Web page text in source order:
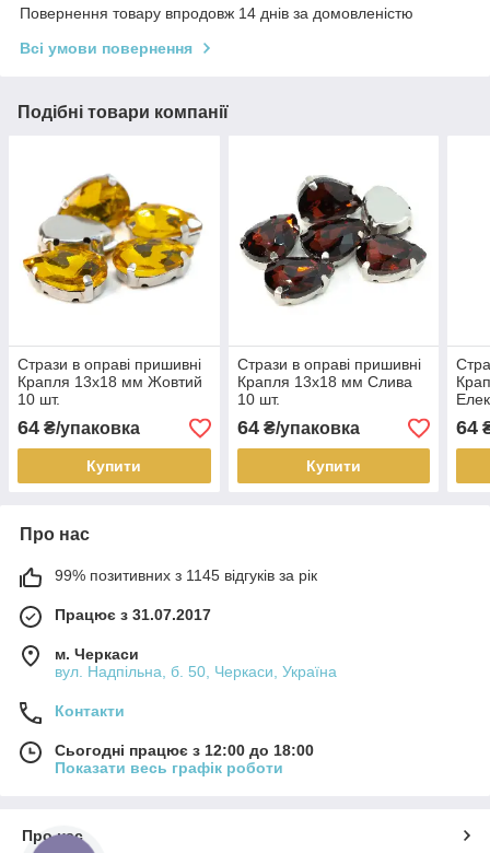
Повернення товару впродовж 14 днів за домовленістю
Всі умови повернення
Подібні товари компанії
Стрази в оправі пришивні
Крапля 13х18 мм Жовтий
10 шт.
64 ₴/упаковка
Купити
Стрази в оправі пришивні
Крапля 13х18 мм Слива
10 шт.
64₴/упаковка
Купити
64
Про нас
99% позитивних з 1145 відгуків за рік
Працює з 31.07.2017
м. Черкаси
вул. Надпільна, б. 50, Черкаси, Україна
Контакти
Сьогодні працює з 12:00 до 18:00
Показати весь графік роботи
Про нас